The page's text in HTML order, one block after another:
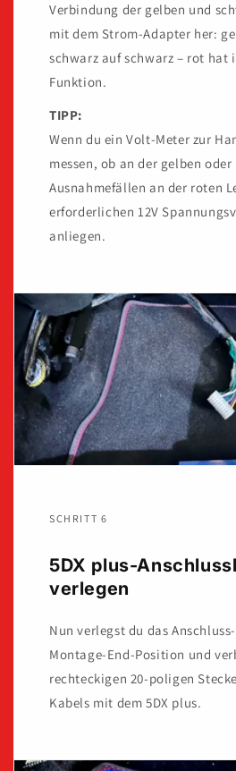
Verbindung der gelben und
mit dem Strom-Adapter her:
schwarz auf schwarz – rot hat
Funktion.
TIPP:
Wenn du ein Volt-Meter zur
messen, ob an der gelben oder
Ausnahmefällen an der roten
erforderlichen 12V
anliegen.
SCHRITT 6
5DX plus-
verlegen
Nun verlegst du das
Montage-End-Position und
rechteckigen 20-poligen
Kabels mit dem 5DX plus.